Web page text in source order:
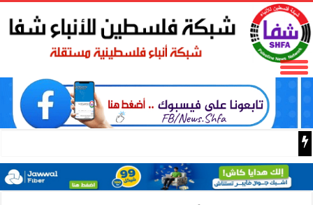
باسم الرئيس: وزير الداخلية زياد هب الريح يمنح العميد